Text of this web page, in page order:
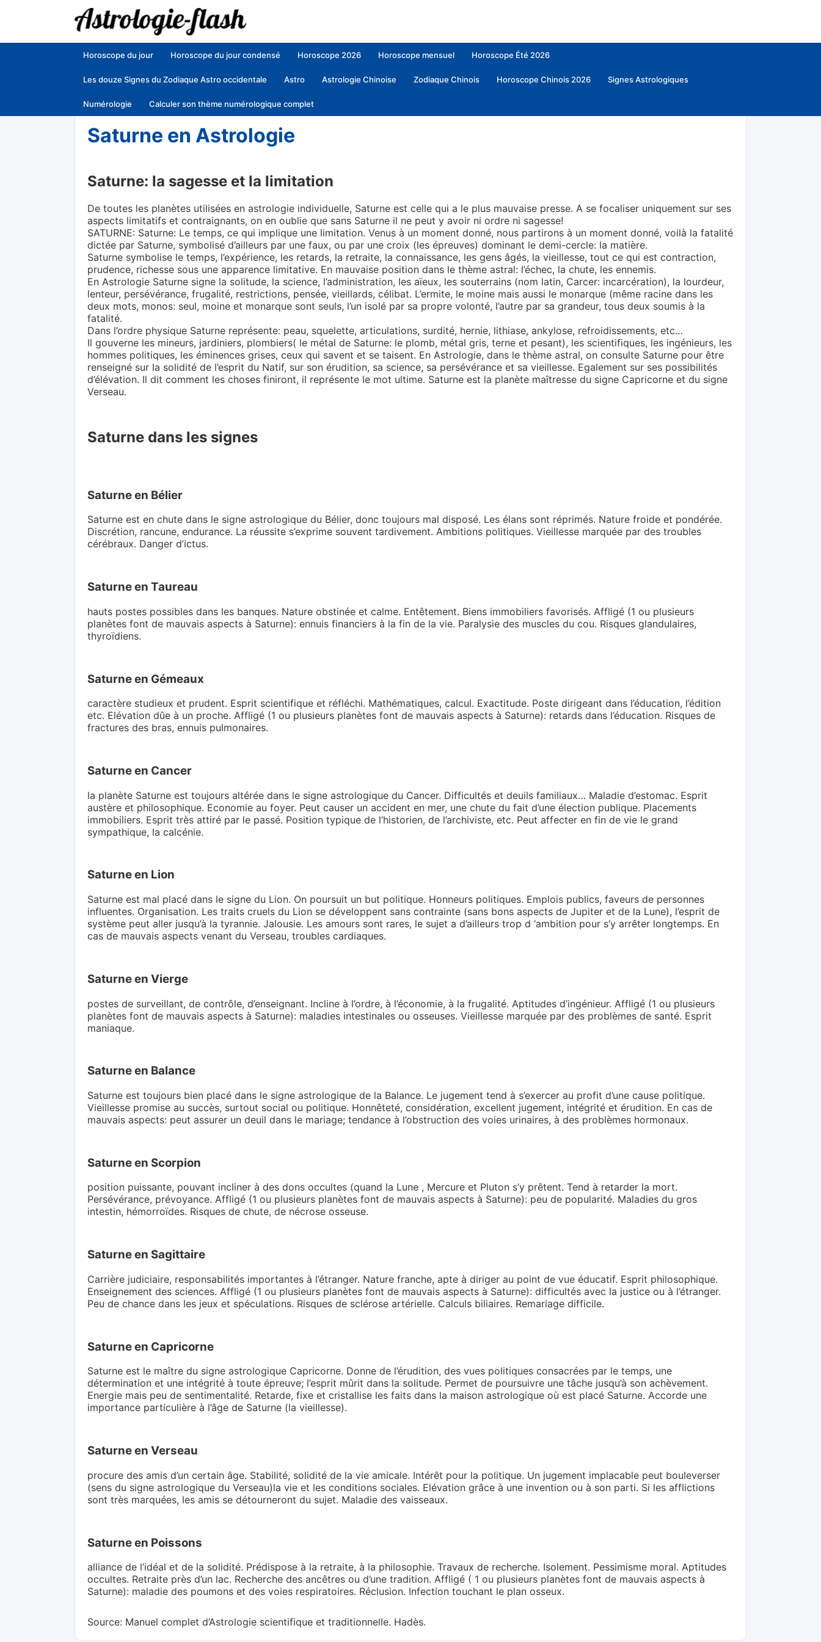
Horoscope du jour Horoscope du jour condensé Horoscope 2026 Horoscope mensuel Horoscope Été 2026
Les douze Signes du Zodiaque Astro occidentale Astro Astrologie Chinoise Zodiaque Chinois Horoscope Chinois 2026 Signes Astrologiques
Numérologie Calculer son thème numérologique complet
Accueil » Astrologie Gratuite » Saturne en Astrologie
Saturne en Astrologie
Saturne: la sagesse et la limitation
De toutes les planètes utilisées en astrologie individuelle, Saturne est celle qui a le plus mauvaise presse. A se focaliser uniquement sur ses
aspects limitatifs et contraignants, on en oublie que sans Saturne il ne peut y avoir ni ordre ni sagesse!
SATURNE: Saturne: Le temps, ce qui implique une limitation. Venus à un moment donné, nous partirons à un moment donné, voilà la fatalité
dictée par Saturne, symbolisé d’ailleurs par une faux, ou par une croix (les épreuves) dominant le demi-cercle: la matière.
Saturne symbolise le temps, l’expérience, les retards, la retraite, la connaissance, les gens âgés, la vieillesse, tout ce qui est contraction,
prudence, richesse sous une apparence limitative. En mauvaise position dans le thème astral: l’échec, la chute, les ennemis.
En Astrologie Saturne signe la solitude, la science, l’administration, les aïeux, les souterrains (nom latin, Carcer: incarcération), la lourdeur,
lenteur, persévérance, frugalité, restrictions, pensée, vieillards, célibat. L’ermite, le moine mais aussi le monarque (même racine dans les
deux mots, monos: seul, moine et monarque sont seuls, l’un isolé par sa propre volonté, l’autre par sa grandeur, tous deux soumis à la
fatalité.
Dans l’ordre physique Saturne représente: peau, squelette, articulations, surdité, hernie, lithiase, ankylose, refroidissements, etc…
Il gouverne les mineurs, jardiniers, plombiers( le métal de Saturne: le plomb, métal gris, terne et pesant), les scientifiques, les ingénieurs, les
hommes politiques, les éminences grises, ceux qui savent et se taisent. En Astrologie, dans le thème astral, on consulte Saturne pour être
renseigné sur la solidité de l’esprit du Natif, sur son érudition, sa science, sa persévérance et sa vieillesse. Egalement sur ses possibilités
d’élévation. Il dit comment les choses finiront, il représente le mot ultime. Saturne est la planète maîtresse du signe Capricorne et du signe
Verseau.
Saturne dans les signes
Saturne en Bélier
Saturne est en chute dans le signe astrologique du Bélier, donc toujours mal disposé. Les élans sont réprimés. Nature froide et pondérée.
Discrétion, rancune, endurance. La réussite s’exprime souvent tardivement. Ambitions politiques. Vieillesse marquée par des troubles
cérébraux. Danger d’ictus.
Saturne en Taureau
hauts postes possibles dans les banques. Nature obstinée et calme. Entêtement. Biens immobiliers favorisés. Affligé (1 ou plusieurs
planètes font de mauvais aspects à Saturne): ennuis financiers à la fin de la vie. Paralysie des muscles du cou. Risques glandulaires,
thyroïdiens.
Saturne en Gémeaux
caractère studieux et prudent. Esprit scientifique et réfléchi. Mathématiques, calcul. Exactitude. Poste dirigeant dans l’éducation, l’édition
etc. Elévation dûe à un proche. Affligé (1 ou plusieurs planètes font de mauvais aspects à Saturne): retards dans l’éducation. Risques de
fractures des bras, ennuis pulmonaires.
Saturne en Cancer
la planète Saturne est toujours altérée dans le signe astrologique du Cancer. Difficultés et deuils familiaux… Maladie d’estomac. Esprit
austère et philosophique. Economie au foyer. Peut causer un accident en mer, une chute du fait d’une élection publique. Placements
immobiliers. Esprit très attiré par le passé. Position typique de l’historien, de l’archiviste, etc. Peut affecter en fin de vie le grand
sympathique, la calcénie.
Saturne en Lion
Saturne est mal placé dans le signe du Lion. On poursuit un but politique. Honneurs politiques. Emplois publics, faveurs de personnes
influentes. Organisation. Les traits cruels du Lion se développent sans contrainte (sans bons aspects de Jupiter et de la Lune), l’esprit de
système peut aller jusqu’à la tyrannie. Jalousie. Les amours sont rares, le sujet a d’ailleurs trop d ‘ambition pour s’y arrêter longtemps. En
cas de mauvais aspects venant du Verseau, troubles cardiaques.
Saturne en Vierge
postes de surveillant, de contrôle, d’enseignant. Incline à l’ordre, à l’économie, à la frugalité. Aptitudes d’ingénieur. Affligé (1 ou plusieurs
planètes font de mauvais aspects à Saturne): maladies intestinales ou osseuses. Vieillesse marquée par des problèmes de santé. Esprit
maniaque.
Saturne en Balance
Saturne est toujours bien placé dans le signe astrologique de la Balance. Le jugement tend à s’exercer au profit d’une cause politique.
Vieillesse promise au succès, surtout social ou politique. Honnêteté, considération, excellent jugement, intégrité et érudition. En cas de
mauvais aspects: peut assurer un deuil dans le mariage; tendance à l’obstruction des voies urinaires, à des problèmes hormonaux.
Saturne en Scorpion
position puissante, pouvant incliner à des dons occultes (quand la Lune , Mercure et Pluton s’y prêtent. Tend à retarder la mort.
Persévérance, prévoyance. Affligé (1 ou plusieurs planètes font de mauvais aspects à Saturne): peu de popularité. Maladies du gros
intestin, hémorroïdes. Risques de chute, de nécrose osseuse.
Saturne en Sagittaire
Carrière judiciaire, responsabilités importantes à l’étranger. Nature franche, apte à diriger au point de vue éducatif. Esprit philosophique.
Enseignement des sciences. Affligé (1 ou plusieurs planètes font de mauvais aspects à Saturne): difficultés avec la justice ou à l’étranger.
Peu de chance dans les jeux et spéculations. Risques de sclérose artérielle. Calculs biliaires. Remariage difficile.
Saturne en Capricorne
Saturne est le maître du signe astrologique Capricorne. Donne de l’érudition, des vues politiques consacrées par le temps, une
détermination et une intégrité à toute épreuve; l’esprit mûrit dans la solitude. Permet de poursuivre une tâche jusqu’à son achèvement.
Energie mais peu de sentimentalité. Retarde, fixe et cristallise les faits dans la maison astrologique où est placé Saturne. Accorde une
importance particulière à l’âge de Saturne (la vieillesse).
Saturne en Verseau
procure des amis d’un certain âge. Stabilité, solidité de la vie amicale. Intérêt pour la politique. Un jugement implacable peut bouleverser
(sens du signe astrologique du Verseau)la vie et les conditions sociales. Elévation grâce à une invention ou à son parti. Si les afflictions
sont très marquées, les amis se détourneront du sujet. Maladie des vaisseaux.
Saturne en Poissons
alliance de l’idéal et de la solidité. Prédispose à la retraite, à la philosophie. Travaux de recherche. Isolement. Pessimisme moral. Aptitudes
occultes. Retraite près d’un lac. Recherche des ancêtres ou d’une tradition. Affligé ( 1 ou plusieurs planètes font de mauvais aspects à
Saturne): maladie des poumons et des voies respiratoires. Réclusion. Infection touchant le plan osseux.
Source: Manuel complet d’Astrologie scientifique et traditionnelle. Hadès.